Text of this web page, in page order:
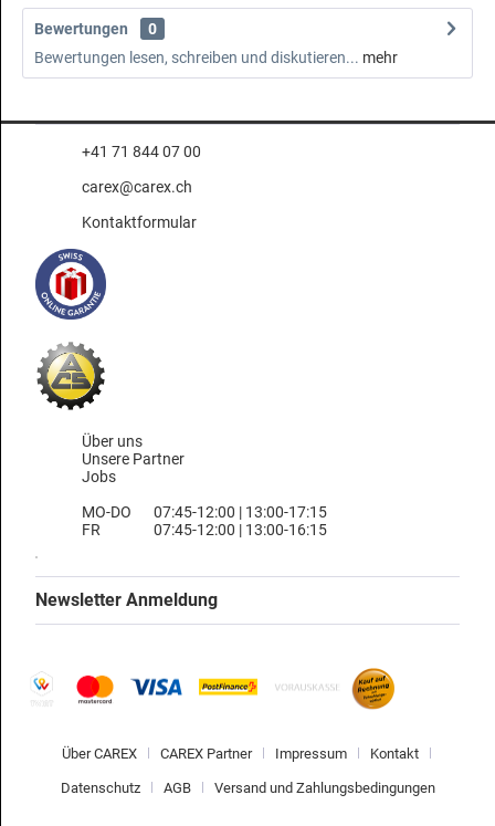
Bewertungen
0
Bewertungen lesen, schreiben und diskutieren... mehr
+41 71 844 07 00
carex@carex.ch
Kontaktformular
Über uns
Unsere Partner
Jobs
MO-DO
FR
07:45-12:00 | 13:00-17:15
07:45-12:00 | 13:00-16:15
Newsletter Anmeldung
Über CAREX CAREX Partner Impressum Kontakt
Datenschutz AGB Versand und Zahlungsbedingungen